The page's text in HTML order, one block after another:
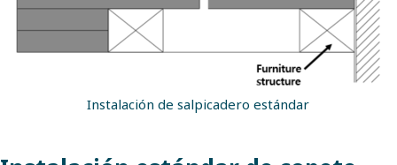
Instalación de salpicadero estándar